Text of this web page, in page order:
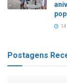
Postagens